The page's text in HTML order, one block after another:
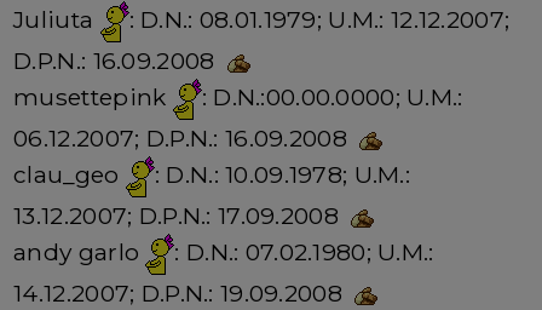
Juliuta
: D.N.: 08.01.1979; U.M.: 12.12.2007;
D.P.N.: 16.09.2008
musettepink
: D.N.:00.00.0000; U.M.:
06.12.2007; D.P.N.: 16.09.2008
clau_geo
: D.N.: 10.09.1978; U.M.:
13.12.2007; D.P.N.: 17.09.2008
andy garlo
: D.N.: 07.02.1980; U.M.:
14.12.2007; D.P.N.: 19.09.2008